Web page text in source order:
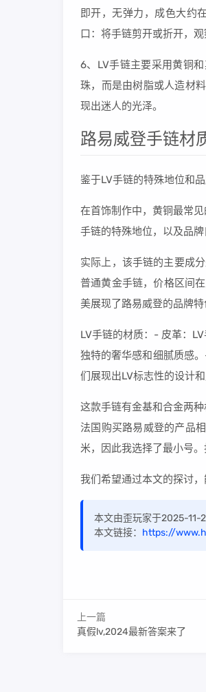
即开，无弹力，成色大约
口：将手链剪开或折开，观
6、LV手链主要采用黄铜
珠，而是由树脂或人造材
现出迷人的光泽。
路易威登手链材
鉴于LV手链的特殊地位和
在首饰制作中，黄铜最常
手链的特殊地位，以及品
实际上，该手链的主要成
普通黄金手链，价格区间
美展现了路易威登的品牌特
LV手链的材质：- 皮革：
独特的奢华感和细腻质感
们展现出LV标志性的设计和
这款手链有金基和合金两
法国购买路易威登的产品
米，因此我选择了最小号
我们希望通过本文的探讨
本文由歪玩家于2025-11-
本文链接： https://
上一篇
真假lv,2024最新答案来了